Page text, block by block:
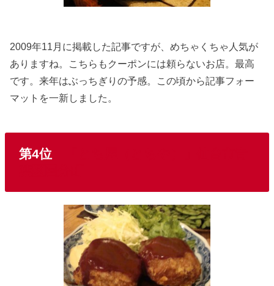
2009年11月に掲載した記事ですが、めちゃくちゃ人気が
ありますね。こちらもクーポンには頼らないお店。最高
です。来年はぶっちぎりの予感。この頃から記事フォー
マットを一新しました。
第4位